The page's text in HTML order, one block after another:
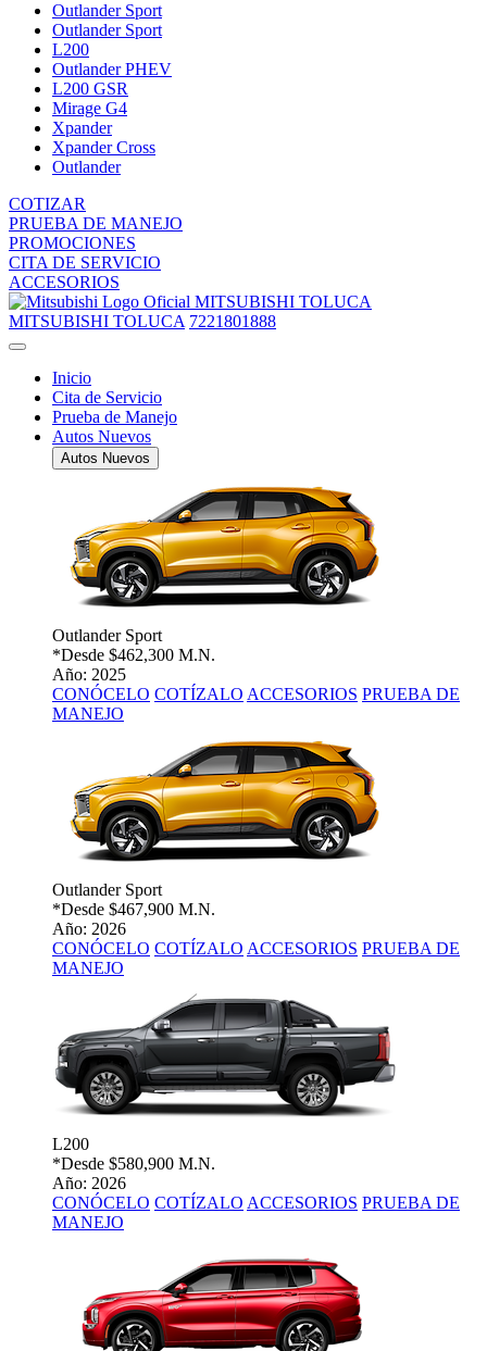
Outlander Sport
Outlander Sport
L200
Outlander PHEV
L200 GSR
Mirage G4
Xpander
Xpander Cross
Outlander
COTIZAR
PRUEBA DE MANEJO
PROMOCIONES
CITA DE SERVICIO
ACCESORIOS
MITSUBISHI TOLUCA
MITSUBISHI TOLUCA 7221801888
Inicio
Cita de Servicio
Prueba de Manejo
Autos Nuevos
Autos Nuevos
Outlander Sport
*Desde $462,300 M.N.
Año: 2025
CONÓCELO COTÍZALO ACCESORIOS PRUEBA DE
MANEJO
Outlander Sport
*Desde $467,900 M.N.
Año: 2026
CONÓCELO COTÍZALO ACCESORIOS PRUEBA DE
MANEJO
L200
*Desde $580,900 M.N.
Año: 2026
CONÓCELO COTÍZALO ACCESORIOS PRUEBA DE
MANEJO